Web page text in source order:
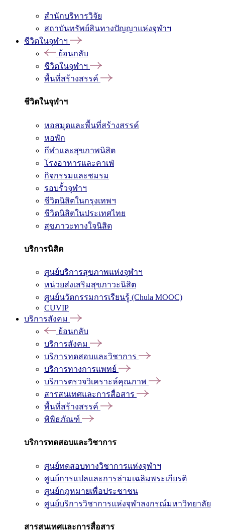
สำนักบริหารวิจัย
สถาบันทรัพย์สินทางปัญญาแห่งจุฬาฯ
ชีวิตในจุฬาฯ
ย้อนกลับ
ชีวิตในจุฬาฯ
พื้นที่สร้างสรรค์
ชีวิตในจุฬาฯ
หอสมุดและพื้นที่สร้างสรรค์
หอพัก
กีฬาและสุขภาพนิสิต
โรงอาหารและคาเฟ่
กิจกรรมและชมรม
รอบรั้วจุฬาฯ
ชีวิตนิสิตในกรุงเทพฯ
ชีวิตนิสิตในประเทศไทย
สุขภาวะทางใจนิสิต
บริการนิสิต
ศูนย์บริการสุขภาพแห่งจุฬาฯ
หน่วยส่งเสริมสุขภาวะนิสิต
ศูนย์นวัตกรรมการเรียนรู้ (Chula MOOC)
CUVIP
บริการสังคม
ย้อนกลับ
บริการสังคม
บริการทดสอบและวิชาการ
บริการทางการแพทย์
บริการตรวจวิเคราะห์คุณภาพ
สารสนเทศและการสื่อสาร
พื้นที่สร้างสรรค์
พิพิธภัณฑ์
บริการทดสอบและวิชาการ
ศูนย์ทดสอบทางวิชาการแห่งจุฬาฯ
ศูนย์การแปลและการล่ามเฉลิมพระเกียรติ
ศูนย์กฎหมายเพื่อประชาชน
ศูนย์บริการวิชาการแห่งจุฬาลงกรณ์มหาวิทยาลัย
สารสนเทศและการสื่อสาร